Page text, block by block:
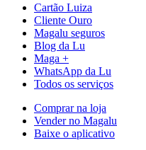
Cartão Luiza
Cliente Ouro
Magalu seguros
Blog da Lu
Maga +
WhatsApp da Lu
Todos os serviços
Comprar na loja
Vender no Magalu
Baixe o aplicativo